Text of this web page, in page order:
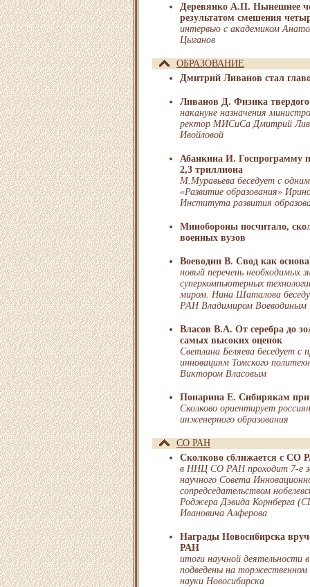
Деревянко А.П. Нынешнее
результатом смешения
интервью с академиком
Цыганов
ОБРАЗОВАНИЕ
Дмитрий Ливанов стал
Ливанов Д. Физика твердого
накануне назначения
ректор МИСиСа Дмитрий
Ивойловой
Абанкина И. Госпрограмму
2,3 триллиона
М.Муравьева беседует с
«Развитие образования»
Института развития
Минобороны посчитало,
военных вузов
Воеводин В. Свод как основа
новый перечень необходимых
суперкомпьютерных
миром. Нина Шаталова
РАН Владимиром Воеводиным
Власов В.А. От серебра до
самых высоких оценок
Светлана Беляева беседует с
инновациям Томского
Виктором Власовым
Понарина Е. Сибирякам
Сколково ориентирует
инженерного образования
СО РАН
Сколково сближается с СО
в ННЦ СО РАН проходит 7-е
научного Совета
сопредседательством
Роджера Дэвида Корнберга
Ивановича Алферова
Награды Новосибирска
РАН
итоги научной деятельности
подведены на
науки Новосибирска